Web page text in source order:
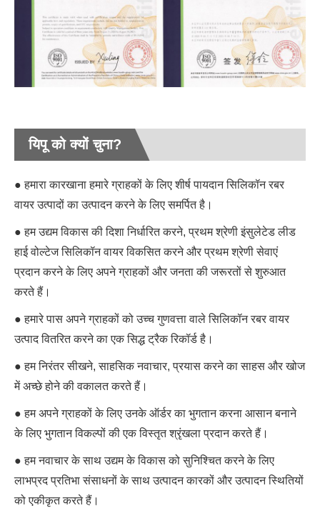
यिपू को क्यों चुना?
● हमारा कारखाना हमारे ग्राहकों के लिए शीर्ष पायदान सिलिकॉन रबर
वायर उत्पादों का उत्पादन करने के लिए समर्पित है।
● हम उद्यम विकास की दिशा निर्धारित करने, प्रथम श्रेणी इंसुलेटेड लीड
हाई वोल्टेज सिलिकॉन वायर विकसित करने और प्रथम श्रेणी सेवाएं
प्रदान करने के लिए अपने ग्राहकों और जनता की जरूरतों से शुरुआत
करते हैं।
● हमारे पास अपने ग्राहकों को उच्च गुणवत्ता वाले सिलिकॉन रबर वायर
उत्पाद वितरित करने का एक सिद्ध ट्रैक रिकॉर्ड है।
● हम निरंतर सीखने, साहसिक नवाचार, प्रयास करने का साहस और खोज
में अच्छे होने की वकालत करते हैं।
● हम अपने ग्राहकों के लिए उनके ऑर्डर का भुगतान करना आसान बनाने
के लिए भुगतान विकल्पों की एक विस्तृत श्रृंखला प्रदान करते हैं।
● हम नवाचार के साथ उद्यम के विकास को सुनिश्चित करने के लिए
लाभप्रद प्रतिभा संसाधनों के साथ उत्पादन कारकों और उत्पादन स्थितियों
को एकीकृत करते हैं।